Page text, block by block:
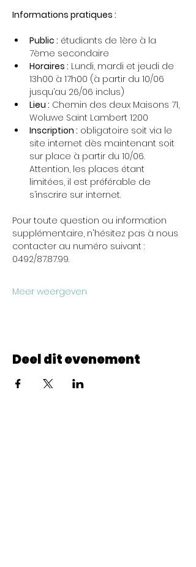
Informations pratiques :
Public : étudiants de 1ère à la
7ème secondaire
Horaires : Lundi, mardi et jeudi de
13h00 à 17h00 (à partir du 10/06
jusqu’au 26/06 inclus)
Lieu : Chemin des deux Maisons 71,
Woluwe Saint Lambert 1200
Inscription : obligatoire soit via le
site internet dès maintenant soit
sur place à partir du 10/06.
Attention, les places étant
limitées, il est préférable de
s’inscrire sur internet.
Pour toute question ou information
supplémentaire, n'hésitez pas à nous
contacter au numéro suivant :
0492/87.87.99.
Meer weergeven
Deel dit evenement